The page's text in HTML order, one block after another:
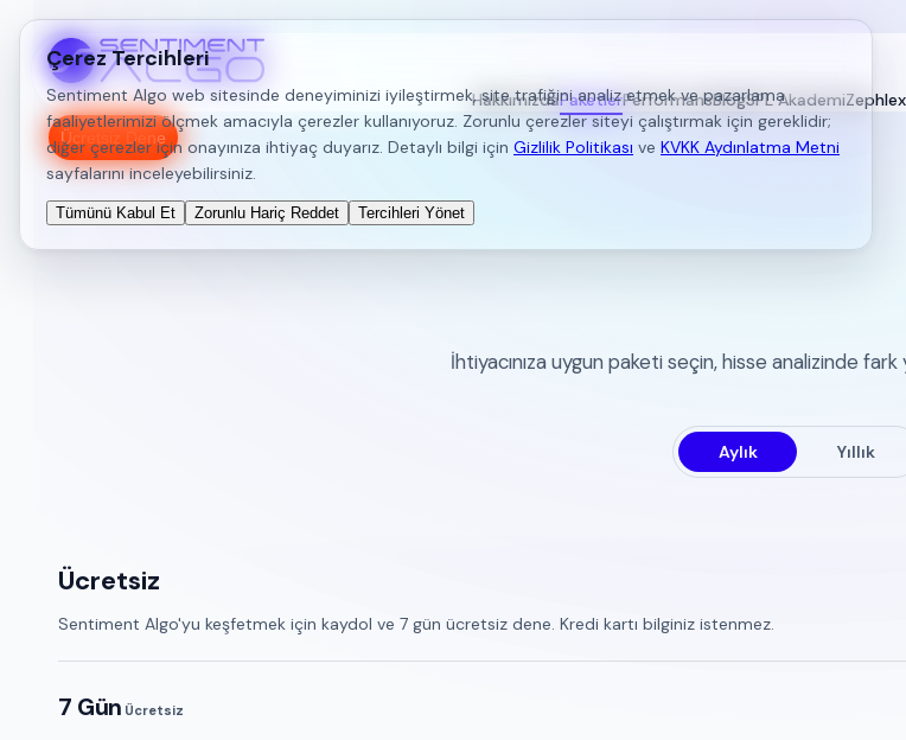
HakkımızdaPaketlerPerformansBlogSPL Akademi
Ücretsiz Dene
Sentiment
İhtiyacınıza uygun paketi seçin, hisse analizinde
Aylık Yıllık
Ücretsiz
Sentiment Algo'yu keşfetmek için kaydol ve 7 gün ücretsiz dene. Kredi kartı bilginiz istenmez.
7 Gün Ücretsiz
Çerez Tercihleri
Sentiment Algo web sitesinde deneyiminizi iyileştirmek, site trafiğini analiz etmek ve pazarlama
faaliyetlerimizi ölçmek amacıyla çerezler kullanıyoruz. Zorunlu çerezler siteyi çalıştırmak için gereklidir;
diğer çerezler için onayınıza ihtiyaç duyarız. Detaylı bilgi için Gizlilik Politikası ve KVKK Aydınlatma Metni
sayfalarını inceleyebilirsiniz.
Tümünü Kabul Et Zorunlu Hariç Reddet Tercihleri Yönet